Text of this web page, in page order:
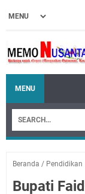
MENU
Beranda / Pendidikan
Bupati